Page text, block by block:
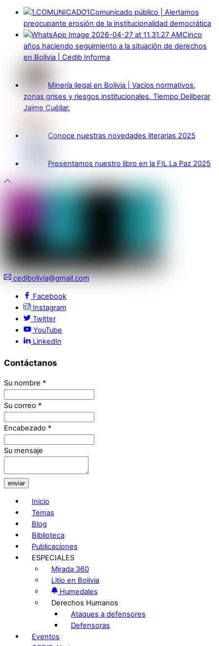
Comunicado público | Alertamos
preocupante erosión de la institucionalidad democrática
Cinco
años haciendo seguimiento a la situación de derechos
en Bolivia | Cedib Informa
Minería ilegal en Bolivia | Vacíos normativos,
zonas grises y riesgos institucionales. Tiempo Deliberar
Jaime Cuéllar.
Conoce nuestras novedades literarias 2025
Presentamos nuestro libro en la FIL La Paz 2025
cedibolivia@gmail.com
Facebook
Instagram
Twitter
YouTube
LinkedIn
Contáctanos
Su nombre *
Su correo *
Encabezado *
Su mensaje
enviar
Inicio
Temas
Blog
Biblioteca
Publicaciones
ESPECIALES
Mirada 360
Litio en Bolivia
Humedales
Derechos Humanos
Ataques a defensores
Defensoras
Eventos